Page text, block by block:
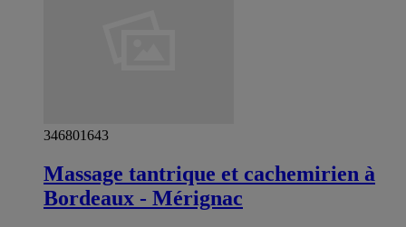
346801643
Massage tantrique et cachemirien à
Bordeaux - Mérignac